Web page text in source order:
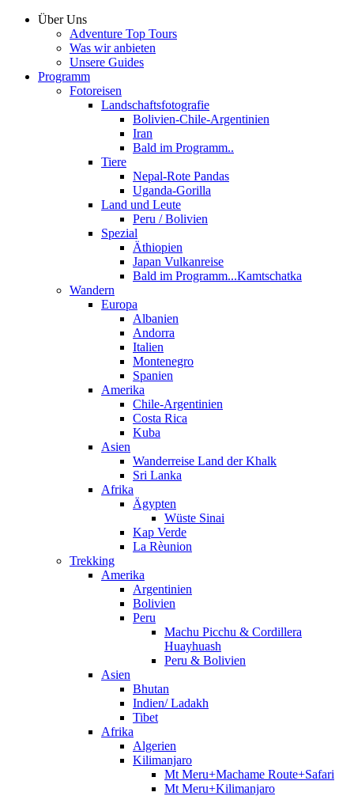
Über Uns
Adventure Top Tours
Was wir anbieten
Unsere Guides
Programm
Fotoreisen
Landschaftsfotografie
Bolivien-Chile-Argentinien
Iran
Bald im Programm..
Tiere
Nepal-Rote Pandas
Uganda-Gorilla
Land und Leute
Peru / Bolivien
Spezial
Äthiopien
Japan Vulkanreise
Bald im Programm...Kamtschatka
Wandern
Europa
Albanien
Andorra
Italien
Montenegro
Spanien
Amerika
Chile-Argentinien
Costa Rica
Kuba
Asien
Wanderreise Land der Khalk
Sri Lanka
Afrika
Ägypten
Wüste Sinai
Kap Verde
La Rèunion
Trekking
Amerika
Argentinien
Bolivien
Peru
Machu Picchu & Cordillera
Huayhuash
Peru & Bolivien
Asien
Bhutan
Indien/ Ladakh
Tibet
Afrika
Algerien
Kilimanjaro
Mt Meru+Machame Route+Safari
Mt Meru+Kilimanjaro